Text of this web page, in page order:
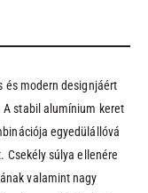
és modern designjáért
stabil alumínium keret
egyedülállóvá
Csekély súlya ellenére
valamint nagy